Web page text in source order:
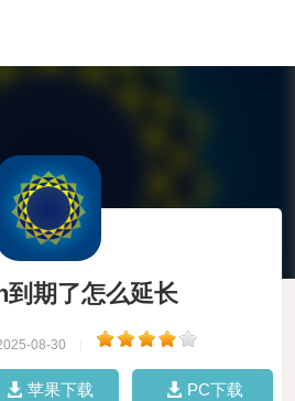
到期了怎么延长
08-30
苹果下载 PC下载